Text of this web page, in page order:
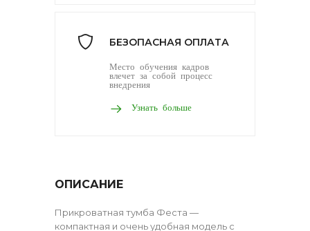
БЕЗОПАСНАЯ ОПЛАТА
Место обучения кадров
влечет за собой процесс
внедрения
Узнать больше
ОПИСАНИЕ
Прикроватная тумба Феста —
компактная и очень удобная модель с